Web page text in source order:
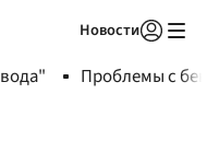
Новости
Проблемы с